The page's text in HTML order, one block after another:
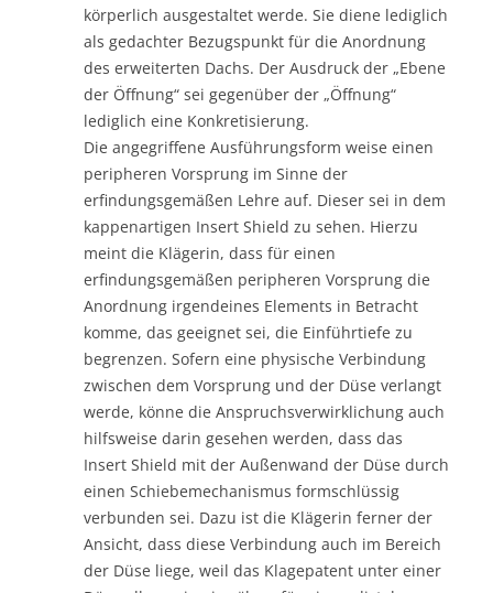
körperlich ausgestaltet werde. Sie diene lediglich
als gedachter Bezugspunkt für die Anordnung
des erweiterten Dachs. Der Ausdruck der „Ebene
der Öffnung“ sei gegenüber der „Öffnung“
lediglich eine Konkretisierung.
Die angegriffene Ausführungsform weise einen
peripheren Vorsprung im Sinne der
erfindungsgemäßen Lehre auf. Dieser sei in dem
kappenartigen Insert Shield zu sehen. Hierzu
meint die Klägerin, dass für einen
erfindungsgemäßen peripheren Vorsprung die
Anordnung irgendeines Elements in Betracht
komme, das geeignet sei, die Einführtiefe zu
begrenzen. Sofern eine physische Verbindung
zwischen dem Vorsprung und der Düse verlangt
werde, könne die Anspruchsverwirklichung auch
hilfsweise darin gesehen werden, dass das
Insert Shield mit der Außenwand der Düse durch
einen Schiebemechanismus formschlüssig
verbunden sei. Dazu ist die Klägerin ferner der
Ansicht, dass diese Verbindung auch im Bereich
der Düse liege, weil das Klagepatent unter einer